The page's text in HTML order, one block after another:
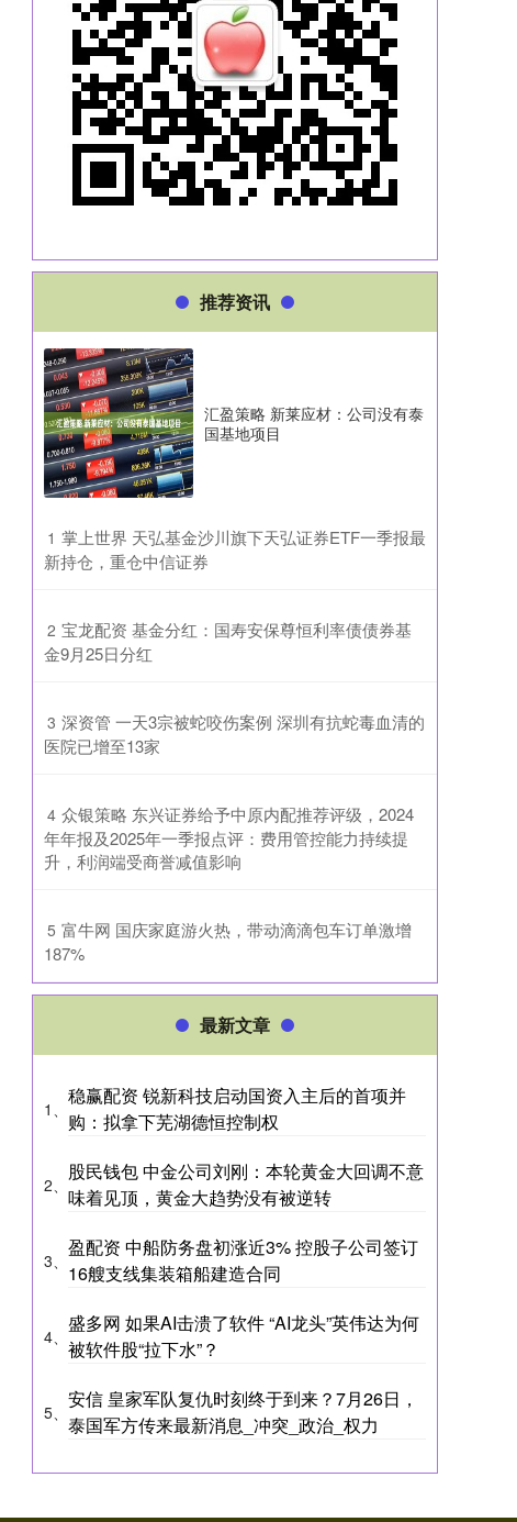
推荐资讯
汇盈策略 新莱应材：公司没有泰
国基地项目
1 ​掌上世界 天弘基金沙川旗下天弘证券ETF一季报最
新持仓，重仓中信证券
2 ​宝龙配资 基金分红：国寿安保尊恒利率债债券基
金9月25日分红
3 ​深资管 一天3宗被蛇咬伤案例 深圳有抗蛇毒血清的
医院已增至13家
4 ​众银策略 东兴证券给予中原内配推荐评级，2024
年年报及2025年一季报点评：费用管控能力持续提
升，利润端受商誉减值影响
5 ​富牛网 国庆家庭游火热，带动滴滴包车订单激增
187%
最新文章
1、
稳赢配资 锐新科技启动国资入主后的首项并
购：拟拿下芜湖德恒控制权
2、
股民钱包 中金公司刘刚：本轮黄金大回调不意
味着见顶，黄金大趋势没有被逆转
3、
盈配资 中船防务盘初涨近3% 控股子公司签订
16艘支线集装箱船建造合同
4、
盛多网 如果AI击溃了软件 “AI龙头”英伟达为何
被软件股“拉下水”？
5、
安信 皇家军队复仇时刻终于到来？7月26日，
泰国军方传来最新消息_冲突_政治_权力